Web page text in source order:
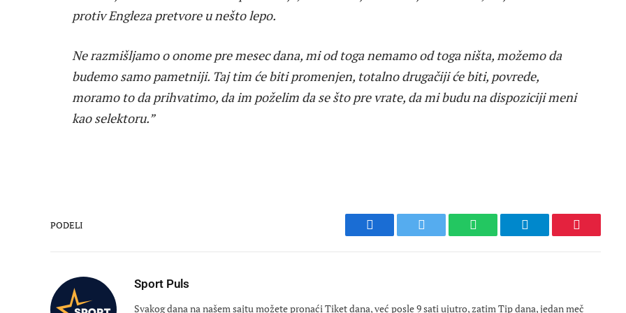
protiv Engleza pretvore u nešto lepo.
Ne razmišljamo o onome pre mesec dana, mi od toga nemamo od toga ništa, možemo da
budemo samo pametniji. Taj tim će biti promenjen, totalno drugačiji će biti, povrede,
moramo to da prihvatimo, da im poželim da se što pre vrate, da mi budu na dispoziciji meni
kao selektoru.”
PODELI
Facebook Twitter WhatsAppTelegram Pinterest
Sport Puls
Svakog dana na našem sajtu možete pronaći Tiket dana, već posle 9 sati ujutro, zatim Tip dana, jedan meč